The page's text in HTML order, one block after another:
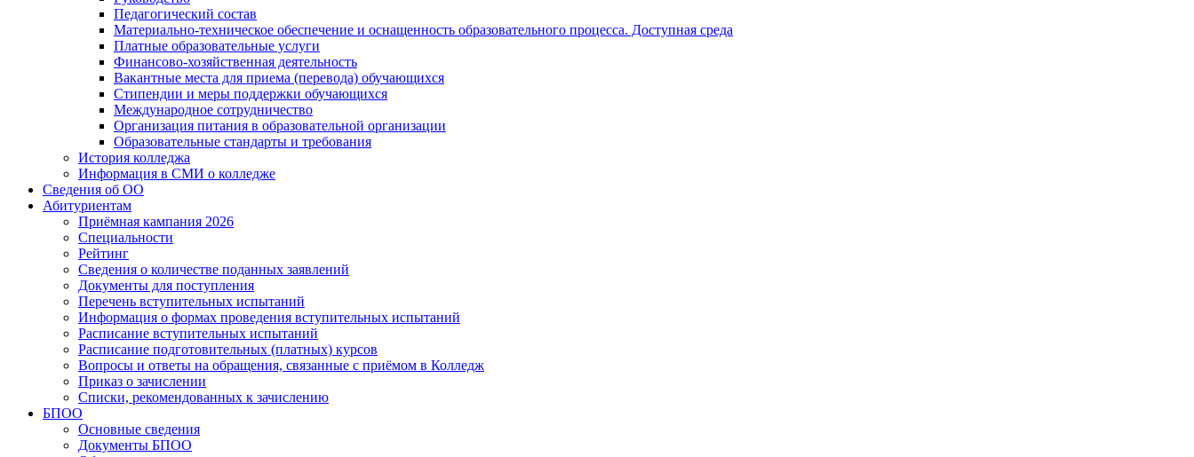
Педагогический состав
Материально-техническое обеспечение и оснащенность образовательного процесса. Доступная среда
Платные образовательные услуги
Финансово-хозяйственная деятельность
Вакантные места для приема (перевода) обучающихся
Стипендии и меры поддержки обучающихся
Международное сотрудничество
Организация питания в образовательной организации
Образовательные стандарты и требования
История колледжа
Информация в СМИ о колледже
Сведения об ОО
Абитуриентам
Приёмная кампания 2026
Специальности
Рейтинг
Сведения о количестве поданных заявлений
Документы для поступления
Перечень вступительных испытаний
Информация о формах проведения вступительных испытаний
Расписание вступительных испытаний
Расписание подготовительных (платных) курсов
Вопросы и ответы на обращения, связанные с приёмом в Колледж
Приказ о зачислении
Списки, рекомендованных к зачислению
БПОО
Основные сведения
Документы БПОО